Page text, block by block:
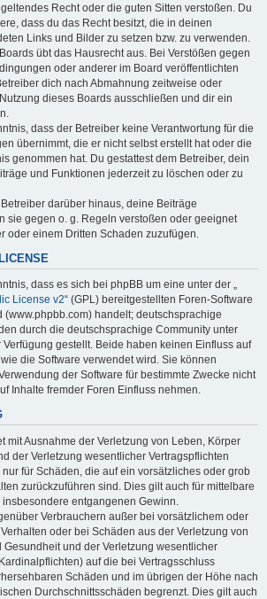
Recht oder die guten Sitten verstoßen. Du
dass du das Recht besitzt, die in deinen
Links und Bilder zu setzen bzw. zu verwenden.
übt das Hausrecht aus. Bei Verstößen gegen
oder anderer im Board veröffentlichten
dich nach Abmahnung zeitweise oder
dieses Boards ausschließen und dir ein
dass der Betreiber keine Verantwortung für die
übernimmt, die er nicht selbst erstellt hat oder die
genommen hat. Du gestattest dem Betreiber, dein
und Funktionen jederzeit zu löschen oder zu
darüber hinaus, deine Beiträge
sie gegen o. g. Regeln verstoßen oder geeignet
oder einem Dritten Schaden zuzufügen.
dass es sich bei phpBB um eine unter der „
License v2“ (GPL) bereitgestellten Foren-Software
(www.phpbb.com) handelt; deutschsprachige
durch die deutschsprachige Community unter
Verfügung gestellt. Beide haben keinen Einfluss auf
die Software verwendet wird. Sie können
der Software für bestimmte Zwecke nicht
Inhalte fremder Foren Einfluss nehmen.
mit Ausnahme der Verletzung von Leben, Körper
der Verletzung wesentlicher Vertragspflichten
für Schäden, die auf ein vorsätzliches oder grob
zurückzuführen sind. Dies gilt auch für mittelbare
entgangenen Gewinn.
Verbrauchern außer bei vorsätzlichem oder
oder bei Schäden aus der Verletzung von
Gesundheit und der Verletzung wesentlicher
auf die bei Vertragsschluss
Schäden und im übrigen der Höhe nach
Durchschnittsschäden begrenzt. Dies gilt auch